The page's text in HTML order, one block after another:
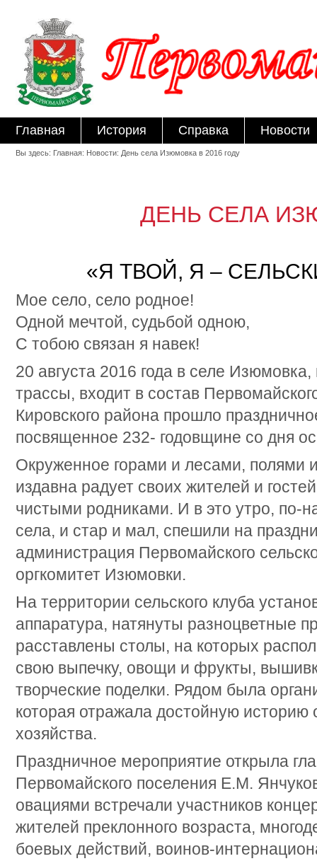
Главная История Справка Новости
Вы здесь: Главная: Новости: День села Изюмовка в 2016 году
ДЕНЬ СЕЛА
«Я ТВОЙ, Я –
Мое село, село родное!
Одной мечтой, судьбой одною,
С тобою связан я навек!
20 августа 2016 года в селе
трассы, входит в состав
Кировского района прошло
посвященное 232- годовщине со дня
Окруженное горами и лесами, полями
издавна радует своих жителей и
чистыми родниками. И в это утро, по-
села, и стар и мал, спешили на
администрация Первомайского
оргкомитет Изюмовки.
На территории сельского клуба
аппаратура, натянуты разноцветные
расставлены столы, на которых
свою выпечку, овощи и фрукты,
творческие поделки. Рядом была
которая отражала достойную историю
хозяйства.
Праздничное мероприятие открыла
Первомайского поселения Е.М.
овациями встречали участников
жителей преклонного возраста,
боевых действий, воинов-